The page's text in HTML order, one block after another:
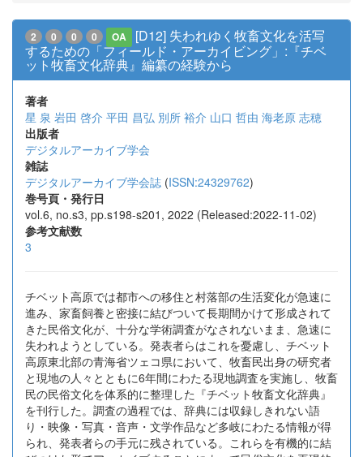
2 0 0 0 OA
[D12] 失われゆく牧畜文化を活写
するための「フィールド・アーカイビング」:『チベ
ット牧畜文化辞典』編纂の経験から
著者
星 泉 岩田 啓介 平田 昌弘 別所 裕介 山口 哲由 海老原 志穂
出版者
デジタルアーカイブ学会
雑誌
デジタルアーカイブ学会誌 (ISSN:24329762)
巻号頁・発行日
vol.6, no.s3, pp.s198-s201, 2022 (Released:2022-11-02)
参考文献数
3
チベット高原では都市への移住と村落部の生活変化が急速に
進み、家畜飼養と密接に結びついて長期間かけて形成されて
きた民俗文化が、十分な学術調査がなされないまま、急速に
失われようとしている。発表者らはこれを憂慮し、チベット
高原東北部の青海省ツェコ県において、牧畜民出身の研究者
と現地の人々とともに6年間にわたる現地調査を実施し、牧畜
民の民俗文化を体系的に整理した『チベット牧畜文化辞典』
を刊行した。調査の過程では、辞典には収録しきれない語
り・映像・写真・音声・文学作品など多岐にわたる情報が得
られ、発表者らの手元に残されている。これらを有機的に結